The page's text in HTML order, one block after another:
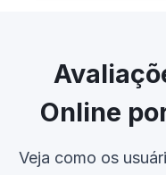
Online
Veja como os